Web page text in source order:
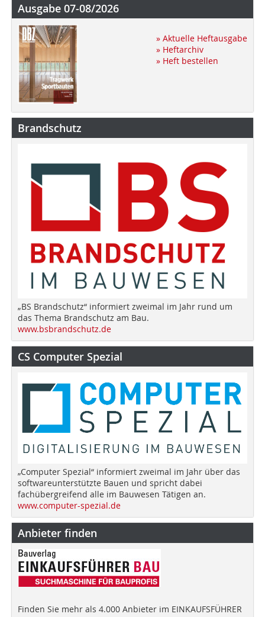
Ausgabe 07-08/2026
» Aktuelle Heftausgabe
» Heftarchiv
» Heft bestellen
Brandschutz
„BS Brandschutz“ informiert zweimal im Jahr rund um
das Thema Brandschutz am Bau.
www.bsbrandschutz.de
CS Computer Spezial
„Computer Spezial“ informiert zweimal im Jahr über das
softwareunterstützte Bauen und spricht dabei
fachübergreifend alle im Bauwesen Tätigen an.
www.computer-spezial.de
Anbieter finden
Finden Sie mehr als 4.000 Anbieter im EINKAUFSFÜHRER